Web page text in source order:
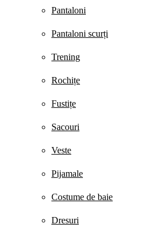
Pantaloni
Pantaloni scurți
Trening
Rochițe
Fustițe
Sacouri
Veste
Pijamale
Costume de baie
Dresuri